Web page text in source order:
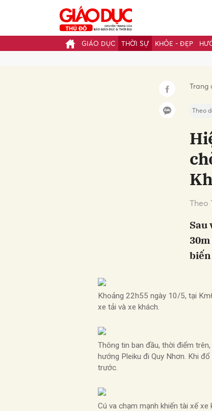
GIÁO DỤC THỜI SỰ KHỎE - ĐẸP
Trang
Theo
Theo
Sau
Khoảng 22h55 ngày 10/5, tại
xe tải và xe khách.
Thông tin ban đầu, thời điểm
hướng Pleiku đi Quy Nhơn. Khi
trước.
Cú va chạm mạnh khiến tài xế